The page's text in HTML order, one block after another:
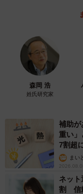
森岡 浩
姓氏研究家
補助が
重い
7割超
まい
ネッ
割 信